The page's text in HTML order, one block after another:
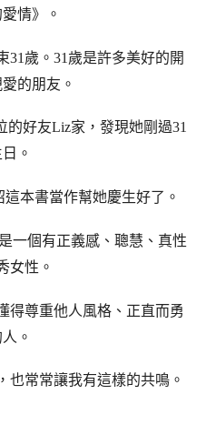
愛情》。
31歲。31歲是許多美好的開
的朋友。
好友Liz家，發現她剛過31
。
本書當作幫她慶生好了。
一個有正義感、聰慧、真性
女性。
得尊重他人風格、正直而勇
。
也常常讓我有這樣的共鳴。